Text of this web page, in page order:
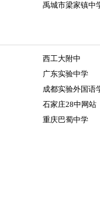
禹城市梁家镇中
西工大附中
广东实验中学
成都实验外国语
石家庄28中网站
重庆巴蜀中学